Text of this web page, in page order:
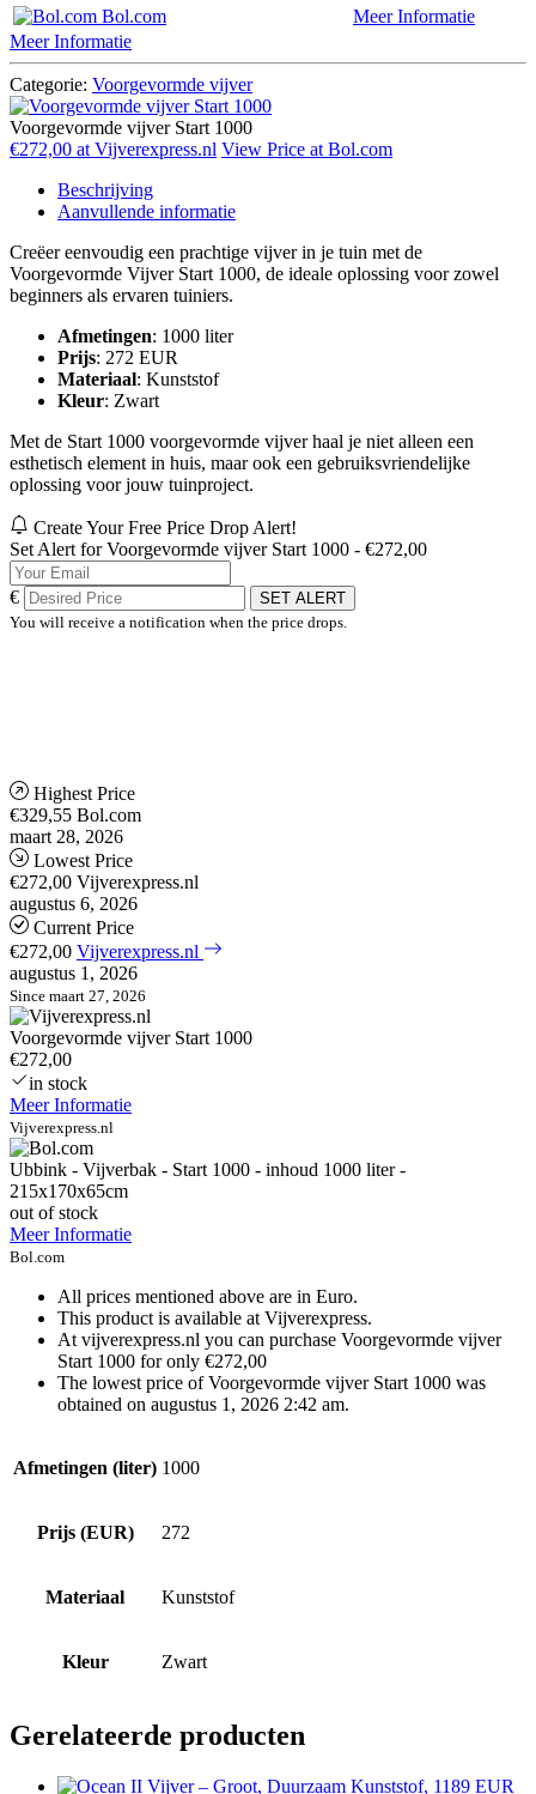
Bol.com
Meer Informatie
Meer Informatie
Categorie: Voorgevormde vijver
Voorgevormde vijver Start 1000
€272,00 at Vijverexpress.nl View Price at Bol.com
Beschrijving
Aanvullende informatie
Creëer eenvoudig een prachtige vijver in je tuin met de
Voorgevormde Vijver Start 1000, de ideale oplossing voor zowel
beginners als ervaren tuiniers.
Afmetingen: 1000 liter
Prijs: 272 EUR
Materiaal: Kunststof
Kleur: Zwart
Met de Start 1000 voorgevormde vijver haal je niet alleen een
esthetisch element in huis, maar ook een gebruiksvriendelijke
oplossing voor jouw tuinproject.
Create Your Free Price Drop Alert!
Set Alert for Voorgevormde vijver Start 1000 - €272,00
€
SET ALERT
You will receive a notification when the price drops.
Highest Price
€329,55 Bol.com
maart 28, 2026
Lowest Price
€272,00 Vijverexpress.nl
augustus 6, 2026
Current Price
€272,00 Vijverexpress.nl
augustus 1, 2026
Since maart 27, 2026
Voorgevormde vijver Start 1000
€272,00
in stock
Meer Informatie
Vijverexpress.nl
Ubbink - Vijverbak - Start 1000 - inhoud 1000 liter -
215x170x65cm
out of stock
Meer Informatie
Bol.com
All prices mentioned above are in Euro.
This product is available at Vijverexpress.
At vijverexpress.nl you can purchase Voorgevormde vijver
Start 1000 for only €272,00
The lowest price of Voorgevormde vijver Start 1000 was
obtained on augustus 1, 2026 2:42 am.
Afmetingen (liter) 1000
Prijs (EUR) 272
Materiaal Kunststof
Kleur Zwart
Gerelateerde producten